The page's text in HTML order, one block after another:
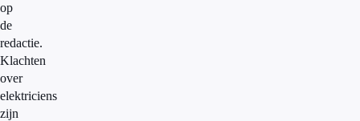
op
de
redactie.
Klachten
over
elektriciens
zijn